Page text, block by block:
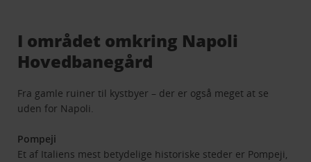
I området omkring Napoli
Hovedbanegård
Fra gamle ruiner til kystbyer – der er også meget at se
uden for Napoli.
Pompeji
Et af Italiens mest betydelige historiske steder er Pompeji,